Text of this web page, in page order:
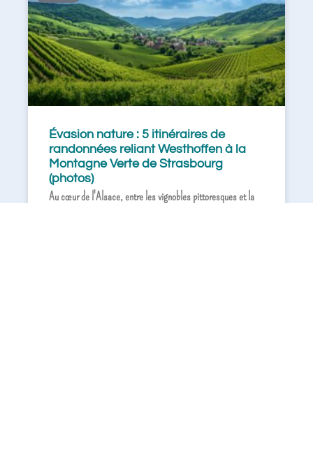
Évasion nature : 5 itinéraires de
randonnées reliant Westhoffen à la
Montagne Verte de Strasbourg
(photos)
Au cœur de l'Alsace, entre les vignobles pittoresques et la